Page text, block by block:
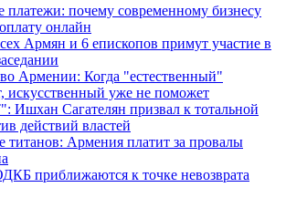
платежи: почему современному бизнесу
онлайн
Армян и 6 епископов примут участие в
Армении: Когда "естественный"
искусственный уже не поможет
Сагателян призвал к тотальной
действий властей
титанов: Армения платит за провалы
приближаются к точке невозврата